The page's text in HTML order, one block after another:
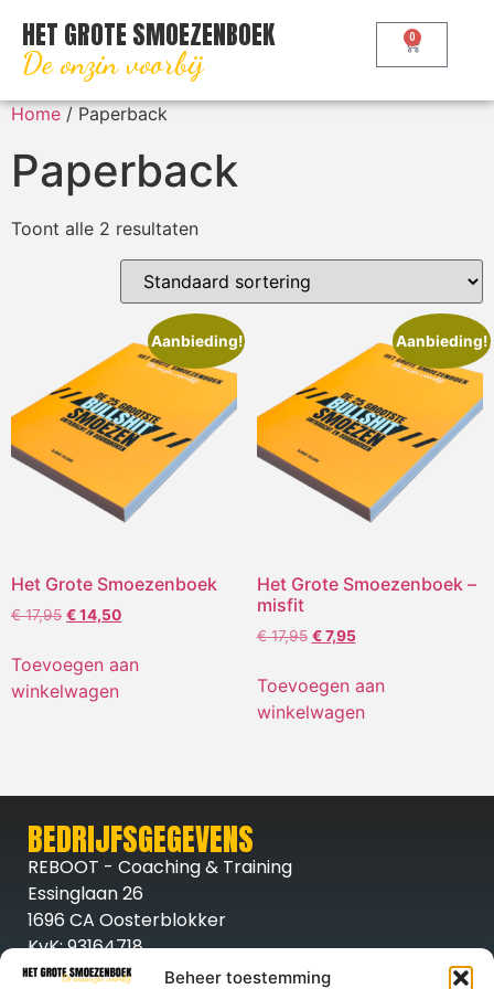
Beheer toestemming
HET GROTE SMOEZENBOEK
De onzin voorbij
0
Home / Paperback
Paperback
Toont alle 2 resultaten
Aanbieding!
Het Grote Smoezenboek
€17,95 €14,50
Toevoegen aan
winkelwagen
Aanbieding!
Het Grote Smoezenboek –
misfit
€17,95 €7,95
Toevoegen aan
winkelwagen
BEDRIJFSGEGEVENS
REBOOT - Coaching & Training
Essinglaan 26
1696 CA Oosterblokker
KvK: 93164718
BTW nr. NL005007191B02